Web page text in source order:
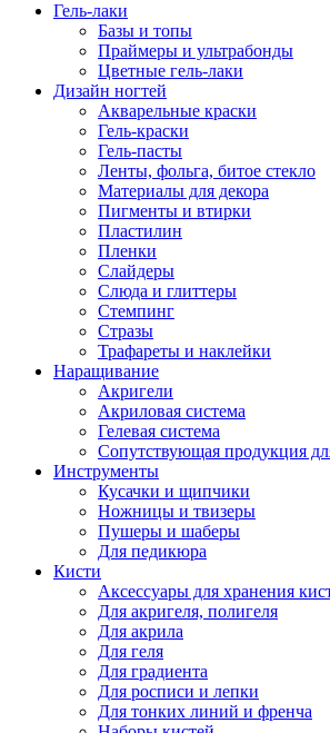
Гель-лаки
Базы и топы
Праймеры и ультрабонды
Цветные гель-лаки
Дизайн ногтей
Акварельные краски
Гель-краски
Гель-пасты
Ленты, фольга, битое стекло
Материалы для декора
Пигменты и втирки
Пластилин
Пленки
Слайдеры
Слюда и глиттеры
Стемпинг
Стразы
Трафареты и наклейки
Наращивание
Акригели
Акриловая система
Гелевая система
Сопутствующая продукция
Инструменты
Кусачки и щипчики
Ножницы и твизеры
Пушеры и шаберы
Для педикюра
Кисти
Аксессуары для хранения
Для акригеля, полигеля
Для акрила
Для геля
Для градиента
Для росписи и лепки
Для тонких линий и френча